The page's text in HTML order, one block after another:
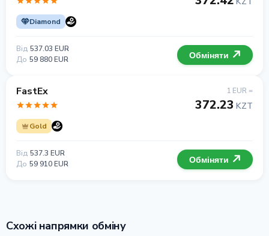
Diamond
Від 537.03 EUR
До 59 880 EUR Обміняти
FastEx
Gold
1 EUR =
372.23 KZT
Від 537.3 EUR
До 59 910 EUR Обміняти
Схожі напрямки обміну